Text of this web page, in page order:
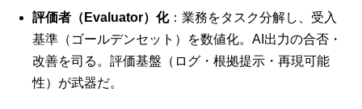
評価者（Evaluator）化：業務をタスク分解し、受入
基準（ゴールデンセット）を数値化。AI出力の合否・
改善を司る。評価基盤（ログ・根拠提示・再現可能
性）が武器だ。